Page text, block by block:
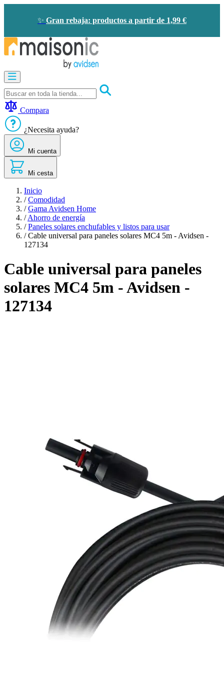
✨ Gran rebaja: productos a partir de 1,99 €
Audioporteros
y
videoporteros
-
ahorro
de
energía
Seguridad
Confort
Oportunidades
Compara
¿Necesita ayuda?
Mi cuenta
Mi cesta
Inicio
/ Comodidad
/ Gama Avidsen Home
/ Ahorro de energía
/ Paneles solares enchufables y listos para usar
/ Cable universal para paneles solares MC4 5m - Avidsen -
127134
Cable universal para paneles
solares MC4 5m - Avidsen -
127134